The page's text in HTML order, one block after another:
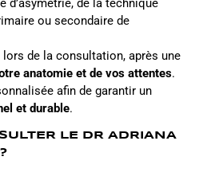
d’asymétrie, de la technique
ou secondaire de
de la consultation, après une
anatomie et de vos attentes.
afin de garantir un
et durable.
LE DR ADRIANA